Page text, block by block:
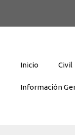
Inicio Civil
Información